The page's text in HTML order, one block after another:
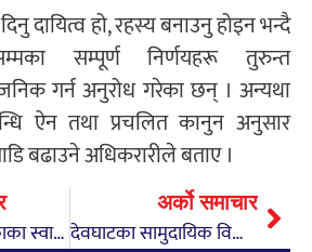
दायित्व हो, रहस्य बनाउनु होइन भन्दै
सम्पूर्ण निर्णयहरू तुरुन्त
गर्न अनुरोध गरेका छन् । अन्यथा
ऐन तथा प्रचलित कानुन अनुसार
बढाउने अधिकरारीले बताए ।
देवघाट गाउँपालिकाका स्वास्थ्य संस्थामा बैशाख महिनाभर १७०८ जनाले सेवा लिए
अर्को समाचार
देवघाटका सामुदायिक विद्यालयको शैक्षिक प्रदर्शनी प्रतियोगिता